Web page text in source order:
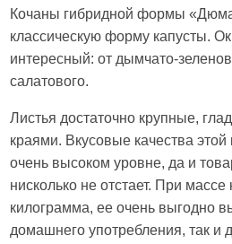
Кочаны гибридной формы
классическую форму капусты.
интересный: от дымчато-
салатового.
Листья достаточно крупные,
краями. Вкусовые качества этой
очень высоком уровне, да и
нисколько не отстает. При
килограмма, ее очень выгодно
домашнего употребления, так и